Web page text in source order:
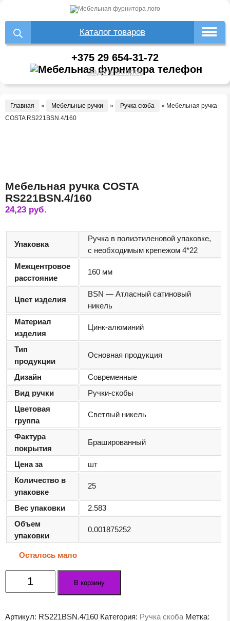
Каталог товаров
+375 29 654-31-72
Задать вопрос
Главная » Мебельные ручки » Ручка скоба » Мебельная ручка
COSTA RS221BSN.4/160
Мебельная ручка COSTA
RS221BSN.4/160
24,23 руб.
Упаковка
Ручка в полиэтиленовой упаковке,
с необходимым крепежом 4*22
Межцентровое
расстояние
160 мм
Цвет изделия
BSN — Атласный сатиновый
никель
Материал
изделия
Цинк-алюминий
Тип
продукции
Основная продукция
Дизайн
Современные
Вид ручки
Ручки-скобы
Цветовая
группа
Светлый никель
Фактура
покрытия
Брашированный
Цена за
шт
Количество в
упаковке
25
Вес упаковки
2.583
Объем
упаковки
0.001875252
Осталось мало
Количество
товара
В корзину
Артикул: RS221BSN.4/160 Категория: Ручка скоба Метка: